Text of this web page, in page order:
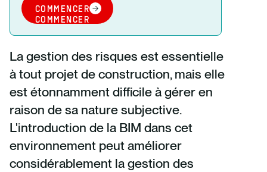
COMMENCER
COMMENCER
La gestion des risques est essentielle
à tout projet de construction, mais elle
est étonnamment difficile à gérer en
raison de sa nature subjective.
L'introduction de la BIM dans cet
environnement peut améliorer
considérablement la gestion des